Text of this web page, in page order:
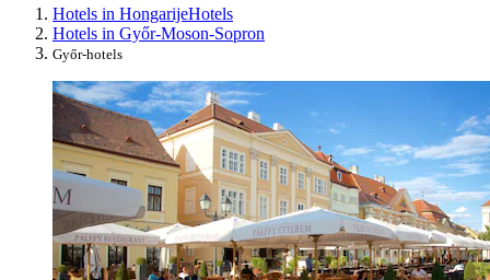
Hotels in HongarijeHotels
Hotels in Győr-Moson-Sopron
Győr-hotels